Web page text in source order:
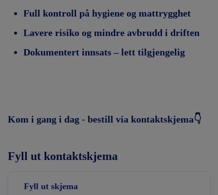
Full kontroll på hygiene og mattrygghet
Lavere risiko og mindre avbrudd i driften
Dokumentert innsats – lett tilgjengelig
Kom i gang i dag - bestill via kontaktskjema👇
Fyll ut kontaktskjema
Fyll ut skjema